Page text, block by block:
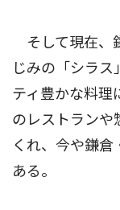
そして現在、
じみの「シラ
ティ豊かな料理
のレストランや
くれ、今や鎌
ある。